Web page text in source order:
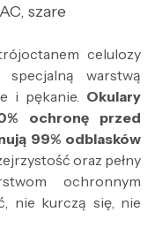
szare
celulozy
warstwą
i pękanie. Okulary
ochronę przed
99% odblasków
oraz pełny
ochronnym
nie kurczą się, nie